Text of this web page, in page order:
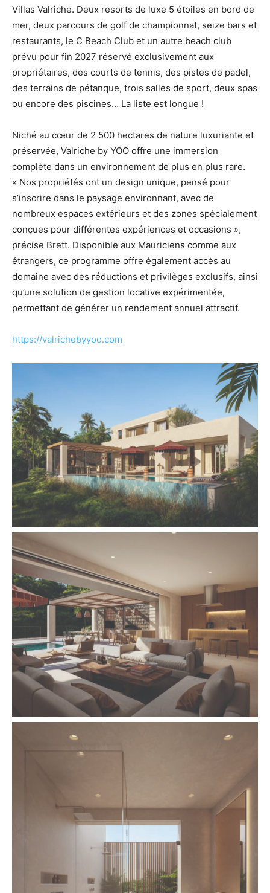
Villas Valriche. Deux resorts de luxe 5 étoiles en bord de
mer, deux parcours de golf de championnat, seize bars et
restaurants, le C Beach Club et un autre beach club
prévu pour fin 2027 réservé exclusivement aux
propriétaires, des courts de tennis, des pistes de padel,
des terrains de pétanque, trois salles de sport, deux spas
ou encore des piscines… La liste est longue !
Niché au cœur de 2 500 hectares de nature luxuriante et
préservée, Valriche by YOO offre une immersion
complète dans un environnement de plus en plus rare.
« Nos propriétés ont un design unique, pensé pour
s’inscrire dans le paysage environnant, avec de
nombreux espaces extérieurs et des zones spécialement
conçues pour différentes expériences et occasions »,
précise Brett. Disponible aux Mauriciens comme aux
étrangers, ce programme offre également accès au
domaine avec des réductions et privilèges exclusifs, ainsi
qu’une solution de gestion locative expérimentée,
permettant de générer un rendement annuel attractif.
https://valrichebyyoo.com